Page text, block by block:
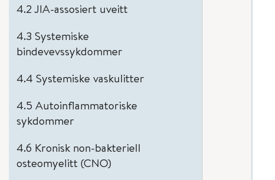
4.2 JIA-assosiert uveitt
4.3 Systemiske
bindevevssykdommer
4.4 Systemiske vaskulitter
4.5 Autoinflammatoriske
sykdommer
4.6 Kronisk non-bakteriell
osteomyelitt (CNO)